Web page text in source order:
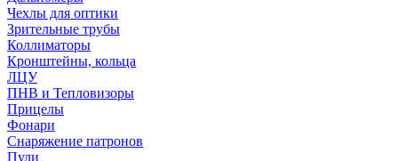
Чехлы для оптики
Зрительные трубы
Коллиматоры
Кронштейны, кольца
ЛЦУ
ПНВ и Тепловизоры
Прицелы
Фонари
Снаряжение патронов
Пули